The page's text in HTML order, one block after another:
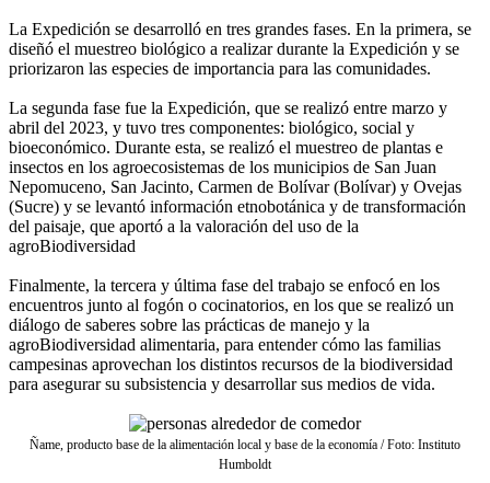
La Expedición se desarrolló en tres grandes fases. En la primera, se
diseñó el muestreo biológico a realizar durante la Expedición y se
priorizaron las especies de importancia para las comunidades.
La segunda fase fue la Expedición, que se realizó entre marzo y
abril del 2023, y tuvo tres componentes: biológico, social y
bioeconómico. Durante esta, se realizó el muestreo de plantas e
insectos en los agroecosistemas de los municipios de San Juan
Nepomuceno, San Jacinto, Carmen de Bolívar (Bolívar) y Ovejas
(Sucre) y se levantó información etnobotánica y de transformación
del paisaje, que aportó a la valoración del uso de la
agroBiodiversidad
Finalmente, la tercera y última fase del trabajo se enfocó en los
encuentros junto al fogón o cocinatorios, en los que se realizó un
diálogo de saberes sobre las prácticas de manejo y la
agroBiodiversidad alimentaria, para entender cómo las familias
campesinas aprovechan los distintos recursos de la biodiversidad
para asegurar su subsistencia y desarrollar sus medios de vida.
Ñame, producto base de la alimentación local y base de la economía / Foto: Instituto
Humboldt